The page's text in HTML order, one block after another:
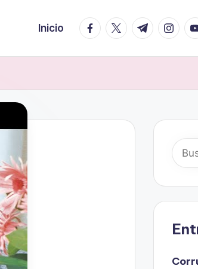
Inicio facebook.com
twitter.com
t.me